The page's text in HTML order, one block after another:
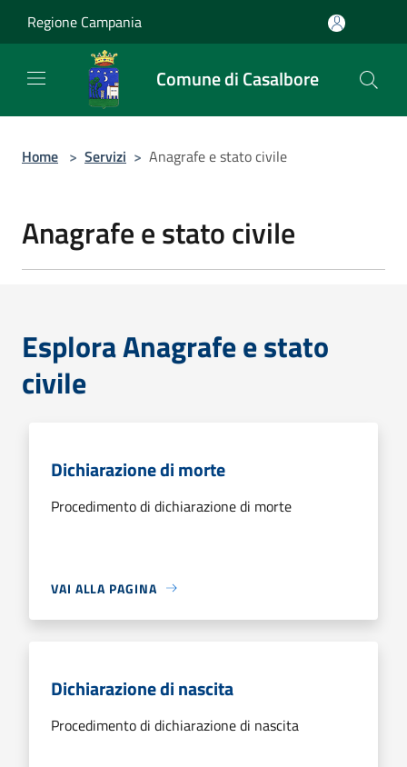
Regione Campania
Comune di Casalbore
Home > Servizi > Anagrafe e stato civile
Anagrafe e stato civile
Esplora Anagrafe e stato
civile
Dichiarazione di morte
Procedimento di dichiarazione di morte
VAI ALLA PAGINA
Dichiarazione di nascita
Procedimento di dichiarazione di nascita